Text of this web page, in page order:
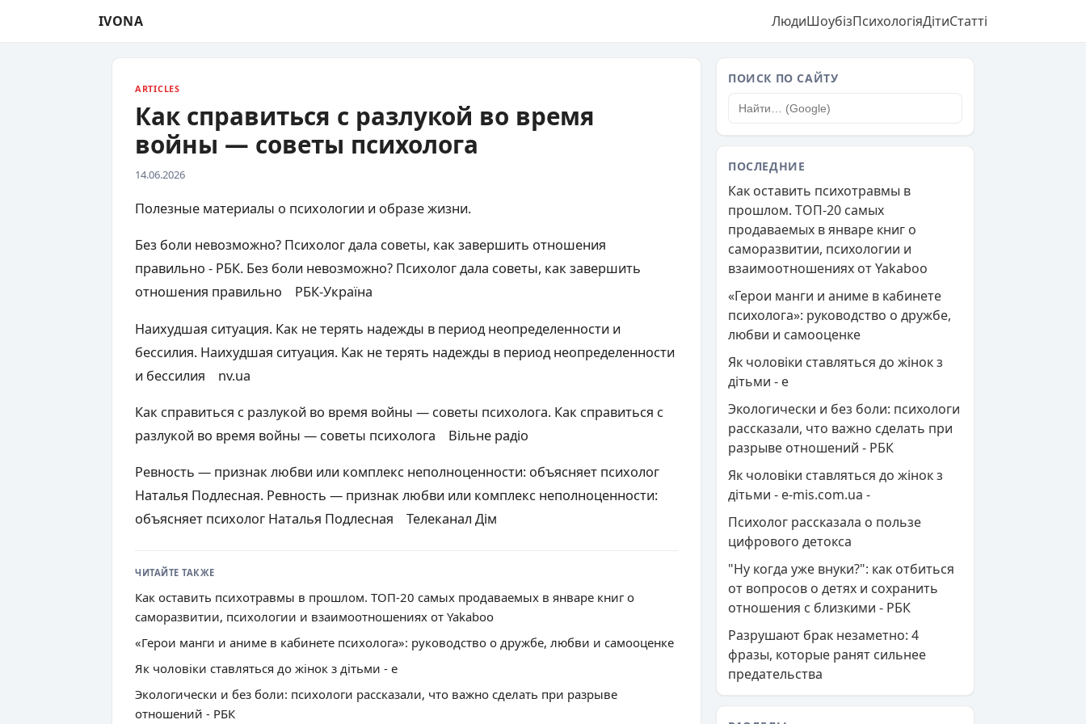
IVONA ЛюдиШоубізПсихологіяДітиСтатті
ARTICLES
Как справиться с разлукой во время
войны — советы психолога
14.06.2026
Полезные материалы о психологии и образе жизни.
Без боли невозможно? Психолог дала советы, как завершить отношения
правильно - РБК. Без боли невозможно? Психолог дала советы, как завершить
отношения правильно РБК-Україна
Наихудшая ситуация. Как не терять надежды в период неопределенности и
бессилия. Наихудшая ситуация. Как не терять надежды в период неопределенности
и бессилия nv.ua
Как справиться с разлукой во время войны — советы психолога. Как справиться с
разлукой во время войны — советы психолога Вільне радіо
Ревность — признак любви или комплекс неполноценности: объясняет психолог
Наталья Подлесная. Ревность — признак любви или комплекс неполноценности:
объясняет психолог Наталья Подлесная Телеканал Дім
ЧИТАЙТЕ ТАКЖЕ
Как оставить психотравмы в прошлом. ТОП-20 самых продаваемых в январе книг о
саморазвитии, психологии и взаимоотношениях от Yakaboo
«Герои манги и аниме в кабинете психолога»: руководство о дружбе, любви и самооценке
Як чоловіки ставляться до жінок з дітьми - e
Экологически и без боли: психологи рассказали, что важно сделать при разрыве
отношений - РБК
ПОИСК ПО САЙТУ
ПОСЛЕДНИЕ
Как оставить психотравмы в
прошлом. ТОП-20 самых
продаваемых в январе книг о
саморазвитии, психологии и
взаимоотношениях от Yakaboo
«Герои манги и аниме в кабинете
психолога»: руководство о дружбе,
любви и самооценке
Як чоловіки ставляться до жінок з
дітьми - e
Экологически и без боли: психологи
рассказали, что важно сделать при
разрыве отношений - РБК
Як чоловіки ставляться до жінок з
дітьми - e-mis.com.ua -
Психолог рассказала о пользе
цифрового детокса
"Ну когда уже внуки?": как отбиться
от вопросов о детях и сохранить
отношения с близкими - РБК
Разрушают брак незаметно: 4
фразы, которые ранят сильнее
предательства